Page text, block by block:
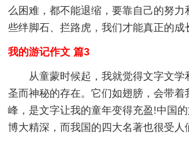
么困难，都不能退缩，要靠自己的努力
些绊脚石、拦路虎，我们才能真正的成
我的游记作文 篇3
从童蒙时候起，我就觉得文字文学
圣而神秘的存在。它们如翅膀，会带着
峰，是文字让我的童年变得充盈!中国的
博大精深，而我国的四大名著也很受人